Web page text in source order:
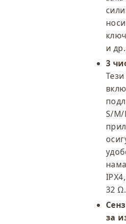
и
3
S/
32 Ω.
за